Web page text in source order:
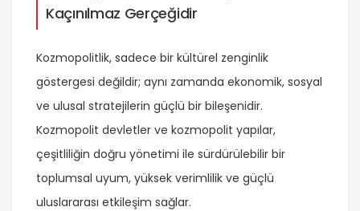
Kaçınılmaz Gerçeğidir
Kozmopolitlik, sadece bir kültürel zenginlik
göstergesi değildir; aynı zamanda ekonomik, sosyal
ve ulusal stratejilerin güçlü bir bileşenidir.
Kozmopolit devletler ve kozmopolit yapılar,
çeşitliliğin doğru yönetimi ile sürdürülebilir bir
toplumsal uyum, yüksek verimlilik ve güçlü
uluslararası etkileşim sağlar.